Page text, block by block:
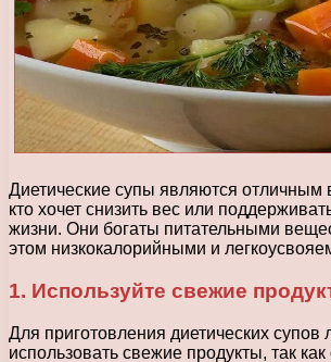
Диетические супы являются отличным
кто хочет снизить вес или
жизни. Они богаты питательными
этом низкокалорийными и
1. Используйте свежие
Для приготовления диетических супов
использовать свежие продукты, так